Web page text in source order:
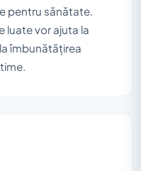
pentru sănătate.
luate vor ajuta la
îmbunătățirea